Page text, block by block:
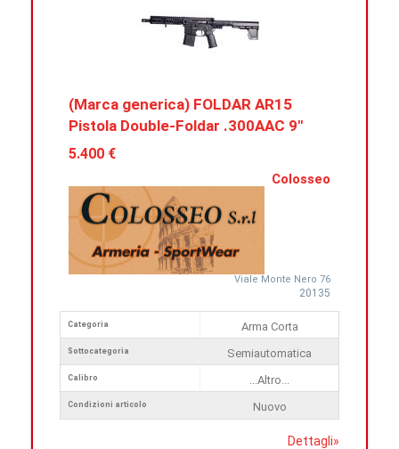
(Marca generica) FOLDAR AR15
Pistola Double-Foldar .300AAC 9″
5.400 €
Colosseo
Viale Monte Nero 76
20135
Categoria
Sottocategoria
Calibro
Condizioni articolo
Arma Corta
Semiautomatica
...Altro...
Nuovo
Dettagli»